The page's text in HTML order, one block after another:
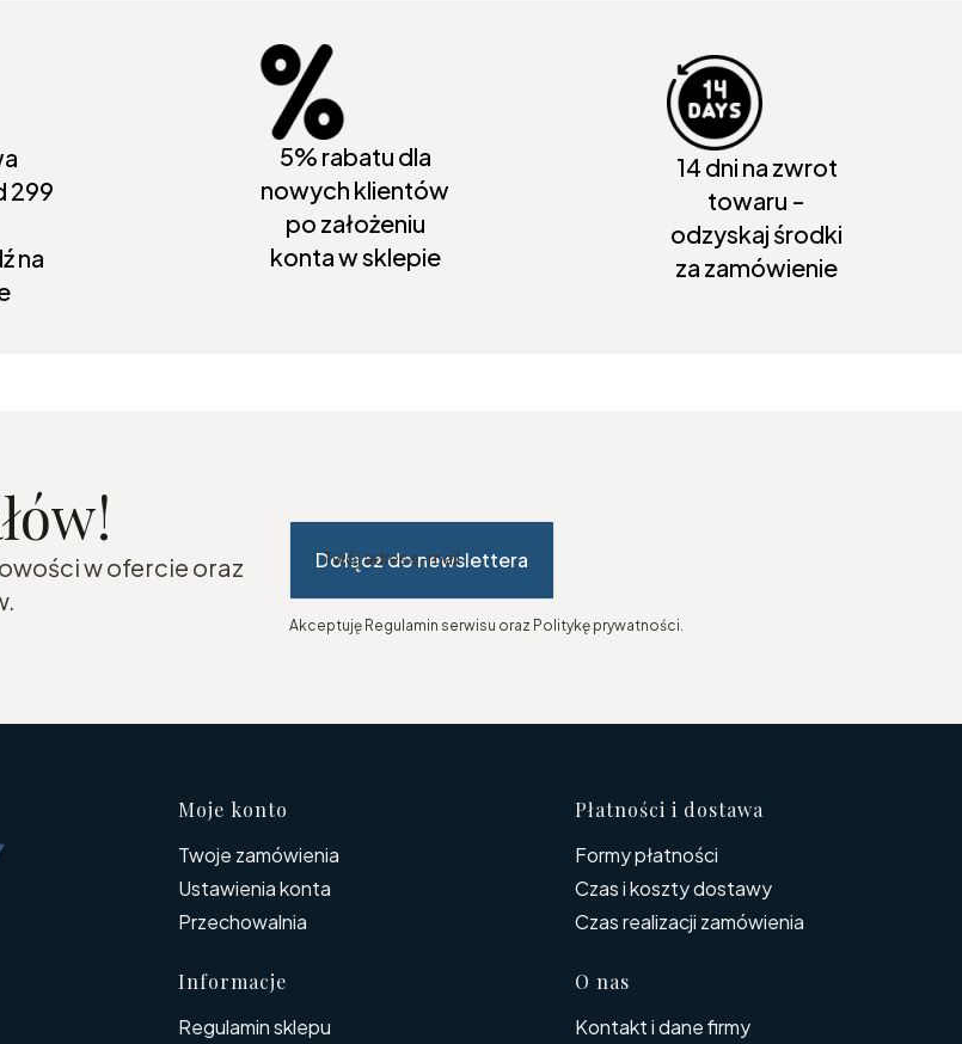
299
na
5% rabatu dla
nowych klientów
po założeniu
konta w sklepie
14 dni na zwrot
towaru -
odzyskaj środki
za zamówienie
w ofercie oraz
Twój adres e-mail
Dołącz do newslettera
Akceptuję Regulamin serwisu oraz Politykę prywatności.
Linki w stopce
Moje konto
Twoje zamówienia
Ustawienia konta
Przechowalnia
Płatności i dostawa
Formy płatności
Czas i koszty dostawy
Czas realizacji zamówienia
Informacje
Regulamin sklepu
O nas
Kontakt i dane firmy